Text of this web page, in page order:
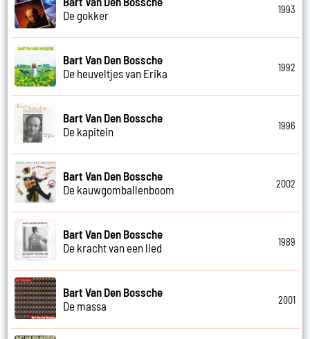
De gokker
1993
Bart Van Den Bossche
De heuveltjes van Erika
1992
Bart Van Den Bossche
De kapitein
1996
Bart Van Den Bossche
De kauwgomballenboom
2002
Bart Van Den Bossche
De kracht van een lied
1989
Bart Van Den Bossche
De massa
2001